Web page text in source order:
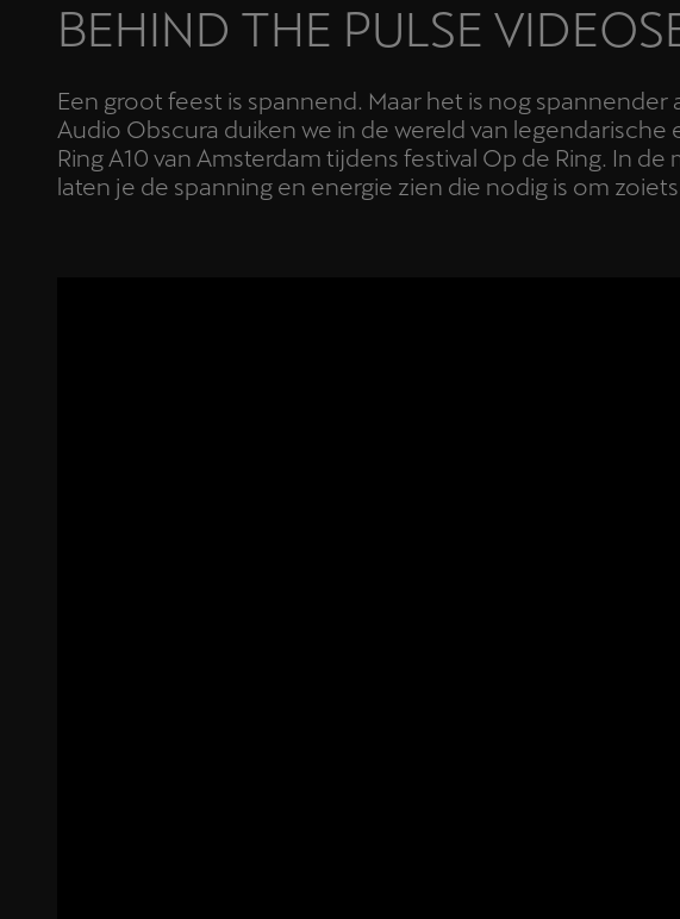
BEHIND THE PULSE
Een groot feest is spannend. Maar het is nog
Audio Obscura duiken we in de wereld van
Ring A10 van Amsterdam tijdens festival Op de Ring. In
laten je de spanning en energie zien die nodig is om